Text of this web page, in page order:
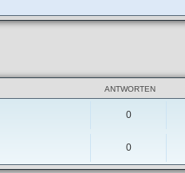
ANTWORTEN
0
0